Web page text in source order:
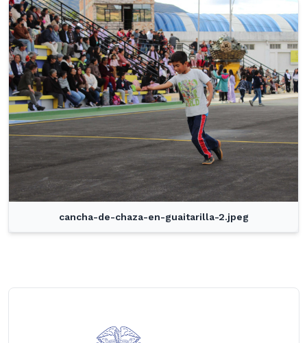
cancha-de-chaza-en-guaitarilla-2.jpeg